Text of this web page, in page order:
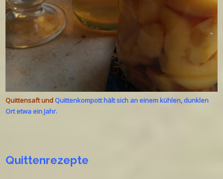
Quittensaft und Quittenkompott hält sich an einem kühlen, dunklen
Ort etwa ein Jahr.
Quittenrezepte